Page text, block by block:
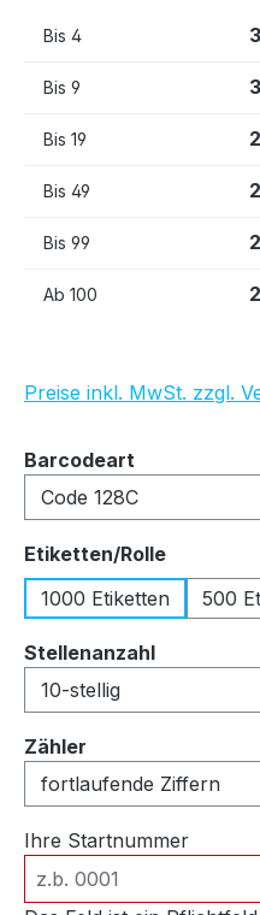
Bis 4
Bis 9
Bis 19
Bis 49
Bis 99
Ab 100
Preise inkl. MwSt. zzgl.
Barcodeart
Etiketten/Rolle
1000 Etiketten
500
Stellenanzahlauswählen
Zähler
Ihre Startnummer